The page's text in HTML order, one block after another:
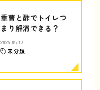
重曹と酢でトイレつ
まり解消できる？
2025.05.17
未分類